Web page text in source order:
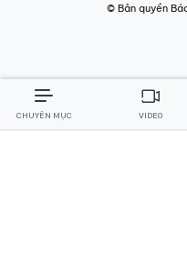
© Bản quyền
CHUYÊN MỤC VIDEO